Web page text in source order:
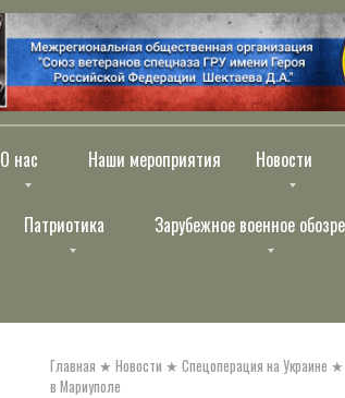
О нас Наши мероприятия Новости
Патриотика Зарубежное военное
Главная ★ Новости ★ Спецоперация на Украине ★
в Мариуполе